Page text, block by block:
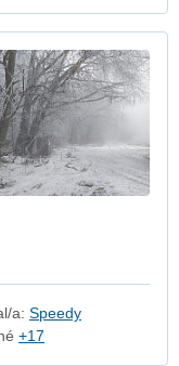
a: Speedy
+17